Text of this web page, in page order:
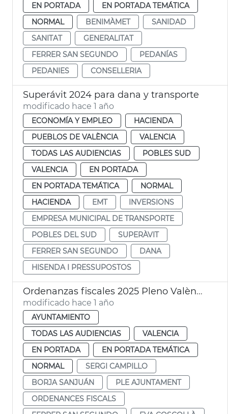
EN PORTADA
EN PORTADA TEMÁTICA
NORMAL
BENIMÀMET
SANIDAD
SANITAT
GENERALITAT
FERRER SAN SEGUNDO
PEDANÍAS
PEDANIES
CONSELLERIA
Superávit 2024 para dana y transporte
modificado hace 1 año
ECONOMÍA Y EMPLEO
HACIENDA
PUEBLOS DE VALÈNCIA
VALENCIA
TODAS LAS AUDIENCIAS
POBLES SUD
VALENCIA
EN PORTADA
EN PORTADA TEMÁTICA
NORMAL
HACIENDA
EMT
INVERSIONS
EMPRESA MUNICIPAL DE TRANSPORTE
POBLES DEL SUD
SUPERÀVIT
FERRER SAN SEGUNDO
DANA
HISENDA I PRESSUPOSTOS
Ordenanzas fiscales 2025 Pleno València
modificado hace 1 año
AYUNTAMIENTO
TODAS LAS AUDIENCIAS
VALENCIA
EN PORTADA
EN PORTADA TEMÁTICA
NORMAL
SERGI CAMPILLO
BORJA SANJUÁN
PLE AJUNTAMENT
ORDENANCES FISCALS